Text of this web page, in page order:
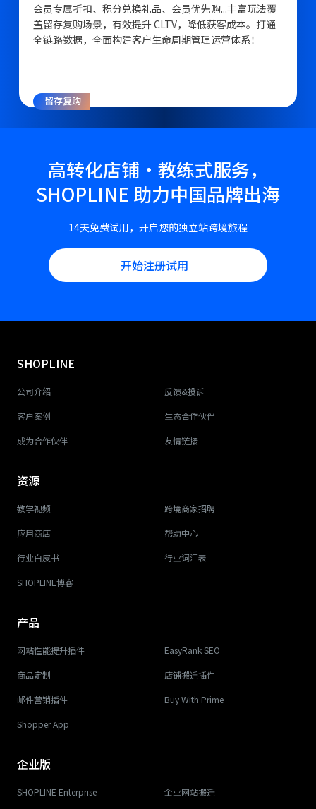
会员专属折扣、积分兑换礼品、会员优先购...丰富玩法覆
盖留存复购场景，有效提升 CLTV，降低获客成本。打通
全链路数据，全面构建客户生命周期管理运营体系！
留存复购
高转化店铺·教练式服务，
SHOPLINE 助力中国品牌出海
14天免费试用，开启您的独立站跨境旅程
开始注册试用
SHOPLINE
公司介绍 反馈&投诉
客户案例 生态合作伙伴
成为合作伙伴 友情链接
资源
教学视频 跨境商家招聘
应用商店 帮助中心
行业白皮书 行业词汇表
SHOPLINE博客
产品
网站性能提升插件 EasyRank SEO
商品定制 店铺搬迁插件
邮件营销插件 Buy With Prime
Shopper App
企业版
SHOPLINE Enterprise 企业网站搬迁